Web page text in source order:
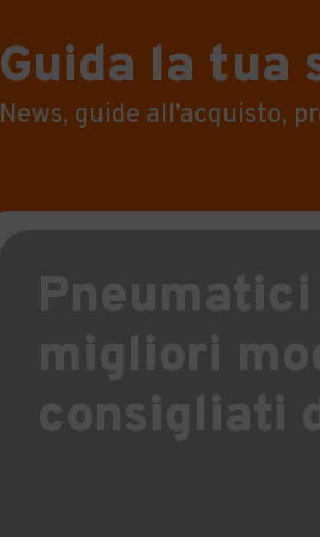
Guida la tua
News, guide all’acquisto,